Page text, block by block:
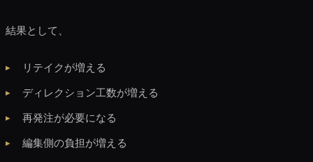
結果として、
リテイクが増える
ディレクション工数が増える
再発注が必要になる
編集側の負担が増える